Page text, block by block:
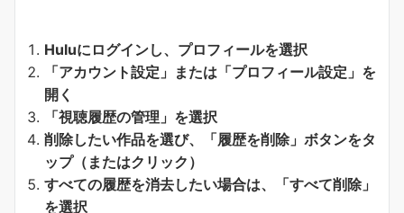
Huluにログインし、プロフィールを選択
「アカウント設定」または「プロフィール設定」を
開く
「視聴履歴の管理」を選択
削除したい作品を選び、「履歴を削除」ボタンをタ
ップ（またはクリック）
すべての履歴を消去したい場合は、「すべて削除」
を選択